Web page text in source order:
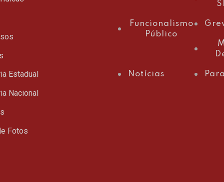
Estadual
Nacional
Fotos
Funcionalismo
Público
Notícias